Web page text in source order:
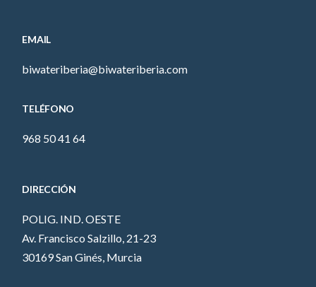
EMAIL
biwateriberia@biwateriberia.com
TELÉFONO
968 50 41 64
DIRECCIÓN
POLIG. IND. OESTE
Av. Francisco Salzillo, 21-23
30169 San Ginés, Murcia